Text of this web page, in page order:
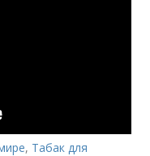
, Табак для